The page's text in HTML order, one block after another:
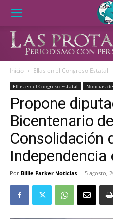
Inicio Ellas en el Congreso Estatal
Ellas en el Congreso Estatal Noticias
Propone
Bicentenario
Consolidación
Independencia
Por Billie Parker Noticias - 5 agosto,